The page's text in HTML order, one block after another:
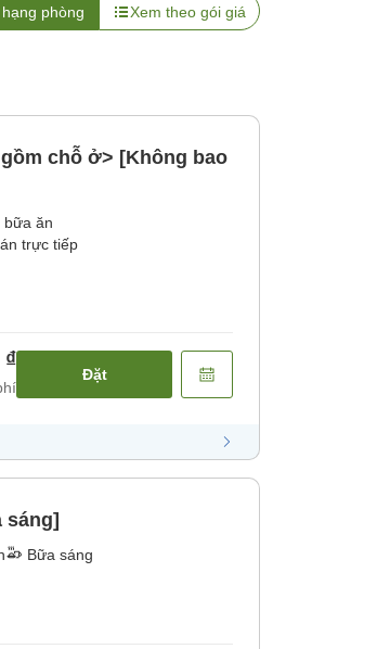
phòng Xem theo gói giá
chỗ ở> [Không bao
bữa ăn
trực tiếp
₫
Đặt
sáng]
Bữa sáng